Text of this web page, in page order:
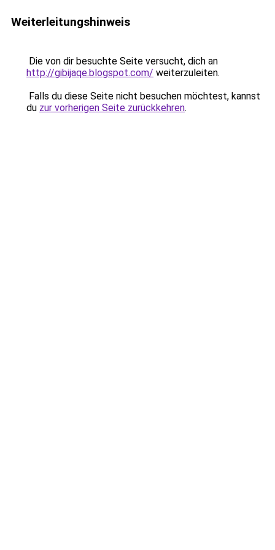
Weiterleitungshinweis
Die von dir besuchte Seite versucht, dich an
http://gibijaqe.blogspot.com/ weiterzuleiten.
Falls du diese Seite nicht besuchen möchtest, kannst
du zur vorherigen Seite zurückkehren.